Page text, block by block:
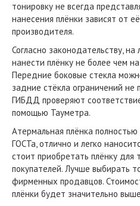
тонировку не всегда
нанесения плёнки зависят от
производителя.
Согласно законодательству,
нанести плёнку не более чем
Передние боковые стекла
задние стёкла ограничений не
ГИБДД проверяют
помощью Тауметра.
Атермальная плёнка
ГОСТа, отлично и легко
стоит приобретать плёнку для
покупателей. Лучше выбирать
фирменных продавцов.
плёнки будет значительно